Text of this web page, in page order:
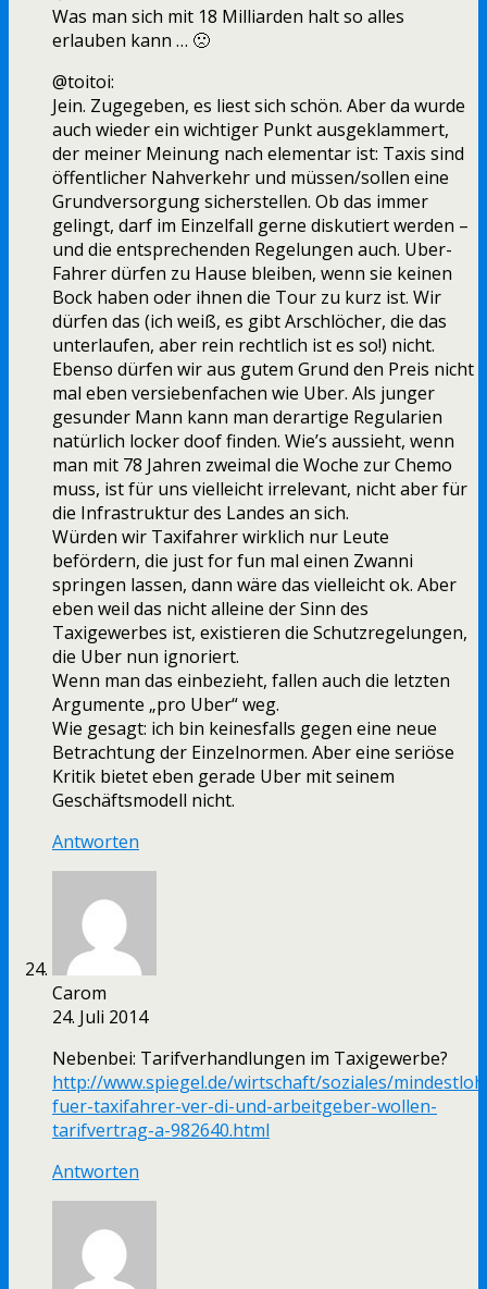
Was man sich mit 18 Milliarden halt so alles
erlauben kann … 🙁
@toitoi:
Jein. Zugegeben, es liest sich schön. Aber da wurde
auch wieder ein wichtiger Punkt ausgeklammert,
der meiner Meinung nach elementar ist: Taxis sind
öffentlicher Nahverkehr und müssen/sollen eine
Grundversorgung sicherstellen. Ob das immer
gelingt, darf im Einzelfall gerne diskutiert werden –
und die entsprechenden Regelungen auch. Uber-
Fahrer dürfen zu Hause bleiben, wenn sie keinen
Bock haben oder ihnen die Tour zu kurz ist. Wir
dürfen das (ich weiß, es gibt Arschlöcher, die das
unterlaufen, aber rein rechtlich ist es so!) nicht.
Ebenso dürfen wir aus gutem Grund den Preis nicht
mal eben versiebenfachen wie Uber. Als junger
gesunder Mann kann man derartige Regularien
natürlich locker doof finden. Wie’s aussieht, wenn
man mit 78 Jahren zweimal die Woche zur Chemo
muss, ist für uns vielleicht irrelevant, nicht aber für
die Infrastruktur des Landes an sich.
Würden wir Taxifahrer wirklich nur Leute
befördern, die just for fun mal einen Zwanni
springen lassen, dann wäre das vielleicht ok. Aber
eben weil das nicht alleine der Sinn des
Taxigewerbes ist, existieren die Schutzregelungen,
die Uber nun ignoriert.
Wenn man das einbezieht, fallen auch die letzten
Argumente „pro Uber“ weg.
Wie gesagt: ich bin keinesfalls gegen eine neue
Betrachtung der Einzelnormen. Aber eine seriöse
Kritik bietet eben gerade Uber mit seinem
Geschäftsmodell nicht.
Antworten
Carom
24. Juli 2014
Nebenbei: Tarifverhandlungen im Taxigewerbe?
http://www.spiegel.de/wirtschaft/soziales/
fuer-taxifahrer-ver-di-und-arbeitgeber-wollen-
tarifvertrag-a-982640.html
Antworten